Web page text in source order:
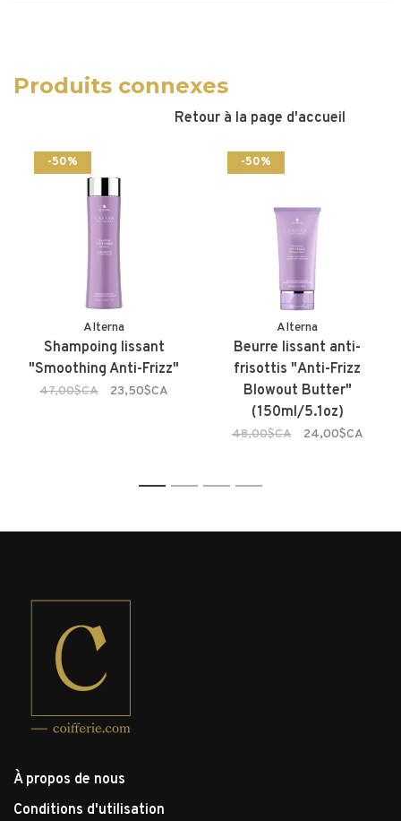
Produits connexes
Retour à la page d'accueil
-50%
Alterna
Shampoing lissant
"Smoothing Anti-Frizz"
47,00$CA 23,50$CA
-50%
Alterna
Beurre lissant anti-
frisottis "Anti-Frizz
Blowout Butter"
(150ml/5.1oz)
48,00$CA 24,00$CA
1 2 3 4
À propos de nous
Conditions d'utilisation